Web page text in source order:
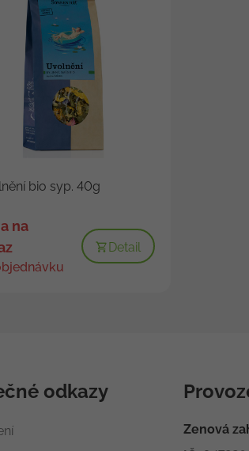
bio syp. 40g
na
Detail
odkazy
Zenová